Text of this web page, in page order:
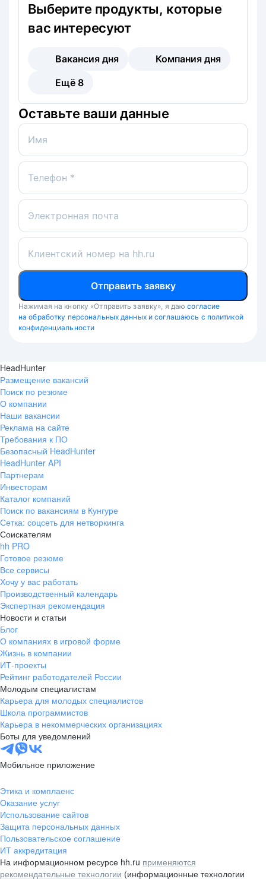
Выберите продукты, которые
вас интересуют
Вакансия дня
Компания дня
Ещё 8
Оставьте ваши данные
Имя
Телефон *
Электронная почта
Клиентский номер на hh.ru
Отправить заявку
Нажимая на кнопку «Отправить заявку», я даю согласие
на обработку персональных данных и соглашаюсь с политикой
конфиденциальности
HeadHunter
Размещение вакансий
Поиск по резюме
О компании
Наши вакансии
Реклама на сайте
Требования к ПО
Безопасный HeadHunter
HeadHunter API
Партнерам
Инвесторам
Каталог компаний
Поиск по вакансиям в Кунгуре
Сетка: соцсеть для нетворкинга
Соискателям
hh PRO
Готовое резюме
Все сервисы
Хочу у вас работать
Производственный календарь
Экспертная рекомендация
Новости и статьи
Блог
О компаниях в игровой форме
Жизнь в компании
ИТ-проекты
Рейтинг работодателей России
Молодым специалистам
Карьера для молодых специалистов
Школа программистов
Карьера в некоммерческих организациях
Боты для уведомлений
Мобильное приложение
Этика и комплаенс
Оказание услуг
Использование сайтов
Защита персональных данных
Пользовательское соглашение
ИТ аккредитация
На информационном ресурсе hh.ru применяются
рекомендательные технологии (информационные технологии